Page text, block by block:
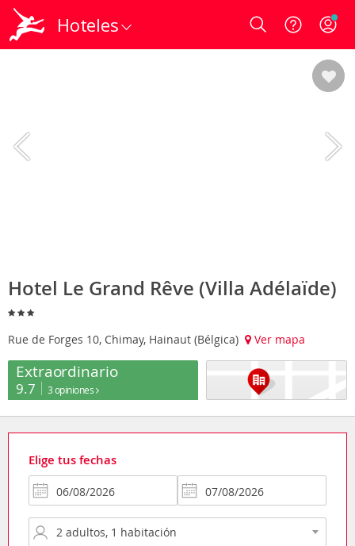
Hoteles Login
Hotel Le Grand Rêve (Villa Adélaïde)
Rue de Forges 10, Chimay, Hainaut (Bélgica) Ver mapa
Extraordinario
9.7 3 opiniones
Elige tus fechas